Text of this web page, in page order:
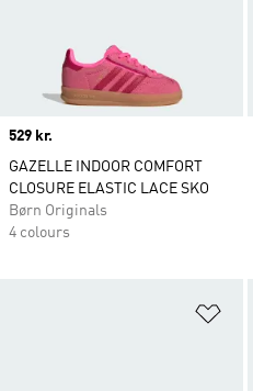
Price
529 kr.
GAZELLE INDOOR COMFORT
CLOSURE ELASTIC LACE SKO
Børn Originals
4 colours